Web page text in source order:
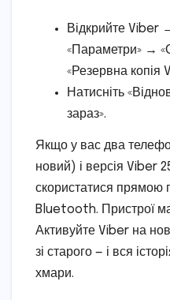
Відкрийте Viber
«Параметри» →
«Резервна копія
Натисніть
зараз».
Якщо у вас два
новий) і версія Viber
скористатися прямою
Bluetooth. Пристрої
Активуйте Viber на
зі старого — і вся
хмари.